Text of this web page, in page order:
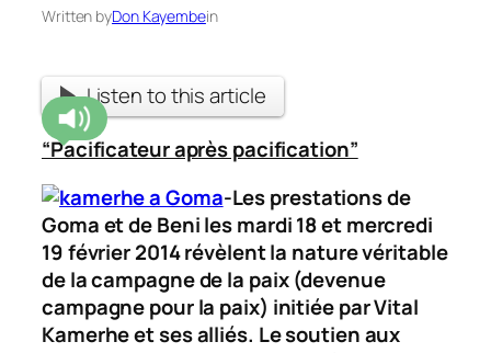
Written byDon Kayembein
Listen to this article
“Pacificateur après pacification”
-Les prestations de
Goma et de Beni les mardi 18 et mercredi
19 février 2014 révèlent la nature véritable
de la campagne de la paix (devenue
campagne pour la paix) initiée par Vital
Kamerhe et ses alliés. Le soutien aux